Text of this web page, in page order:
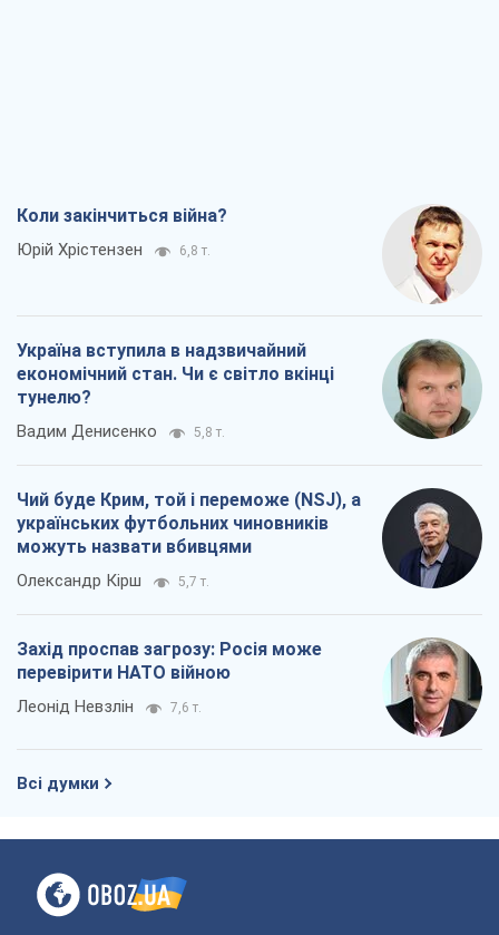
Коли закінчиться війна?
Юрій Хрістензен 6,8 т.
Україна вступила в надзвичайний
економічний стан. Чи є світло вкінці
тунелю?
Вадим Денисенко 5,8 т.
Чий буде Крим, той і переможе (NSJ), а
українських футбольних чиновників
можуть назвати вбивцями
Олександр Кірш 5,7 т.
Захід проспав загрозу: Росія може
перевірити НАТО війною
Леонід Невзлін 7,6 т.
Всі думки